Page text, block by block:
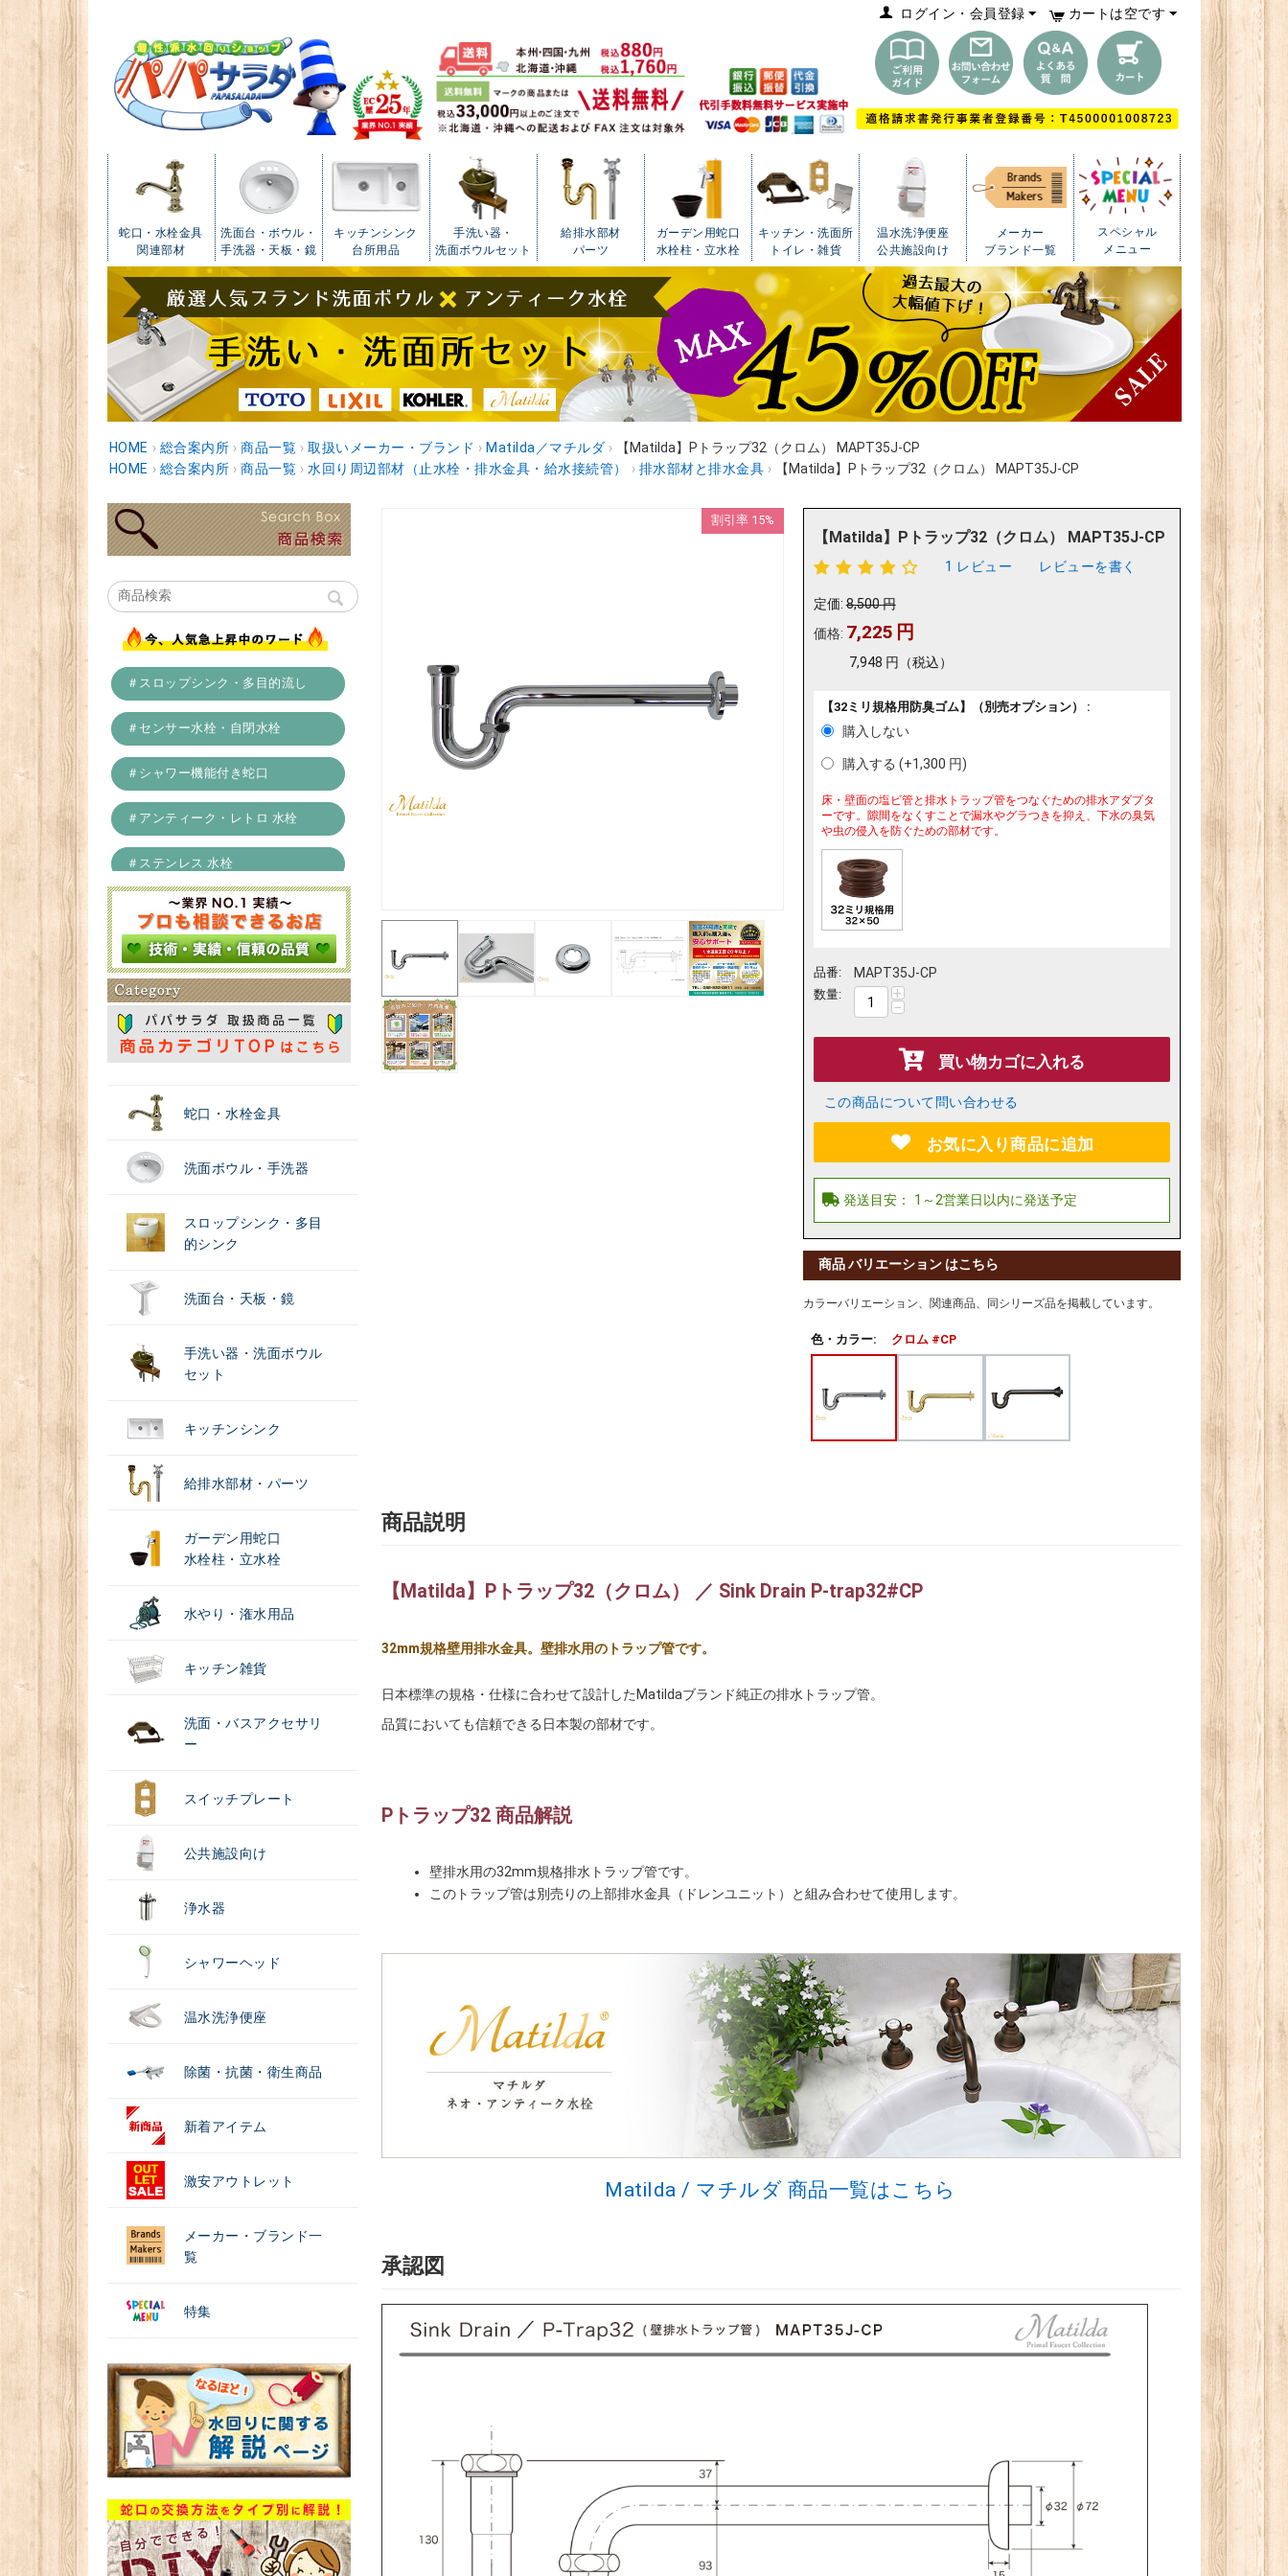
カートは空です
ログイン・会員登録
蛇口・水栓金具
関連部材
洗面台・ボウル・
手洗器・天板・鏡
キッチンシンク
台所用品
手洗い器・
洗面ボウルセット
給排水部材
パーツ
ガーデン用蛇口
水栓柱・立水栓
キッチン・洗面所
トイレ・雑貨
温水洗浄便座
公共施設向け
メーカー
ブランド一覧
スペシャル
メニュー
HOME › 総合案内所 › 商品一覧 › 取扱いメーカー・ブランド › Matilda／マチルダ ›
【Matilda】Pトラップ32（クロム） MAPT35J-CP
HOME › 総合案内所 › 商品一覧 › 水回り周辺部材（止水栓・排水金具・給水接続管） › 排水部材と排水金具 › 【Matilda】Pトラップ32（クロム） MAPT35J-CP
＃スロップシンク・多目的流し
＃センサー水栓・自閉水栓
＃シャワー機能付き蛇口
＃アンティーク・レトロ 水栓
＃ステンレス 水栓
＃浄水器
蛇口・水栓金具
洗面ボウル・手洗器
スロップシンク・多目
的シンク
洗面台・天板・鏡
手洗い器・洗面ボウル
セット
キッチンシンク
給排水部材・パーツ
ガーデン用蛇口
水栓柱・立水栓
水やり・潅水用品
キッチン雑貨
洗面・バスアクセサリ
ー
スイッチプレート
公共施設向け
浄水器
シャワーヘッド
温水洗浄便座
除菌・抗菌・衛生商品
新着アイテム
激安アウトレット
メーカー・ブランド一
覧
特集
割引率 15%
【Matilda】Pトラップ32（クロム） MAPT35J-CP
1 レビュー レビューを書く
定価: 8,500円
価格: 7,225 円
7,948 円 （税込）
【32ミリ規格用防臭ゴム】（別売オプション） :
購入しない
購入する (+1,300 円)
床・壁面の塩ビ管と排水トラップ管をつなぐための排水アダプタ
ーです。隙間をなくすことで漏水やグラつきを抑え、下水の臭気
や虫の侵入を防ぐための部材です。
品番: MAPT35J-CP
数量: +
−
買い物カゴに入れる
この商品について問い合わせる
お気に入り商品に追加
商品 バリエーション はこちら
カラーバリエーション、関連商品、同シリーズ品を掲載しています。
色・カラー: クロム #CP
商品説明
【Matilda】Pトラップ32（クロム） ／ Sink Drain P-trap32#CP
32mm規格壁用排水金具。壁排水用のトラップ管です。
日本標準の規格・仕様に合わせて設計したMatildaブランド純正の排水トラップ管。
品質においても信頼できる日本製の部材です。
Pトラップ32 商品解説
壁排水用の32mm規格排水トラップ管です。
このトラップ管は別売りの上部排水金具（ドレンユニット）と組み合わせて使用します。
Matilda / マチルダ 商品一覧はこちら
承認図